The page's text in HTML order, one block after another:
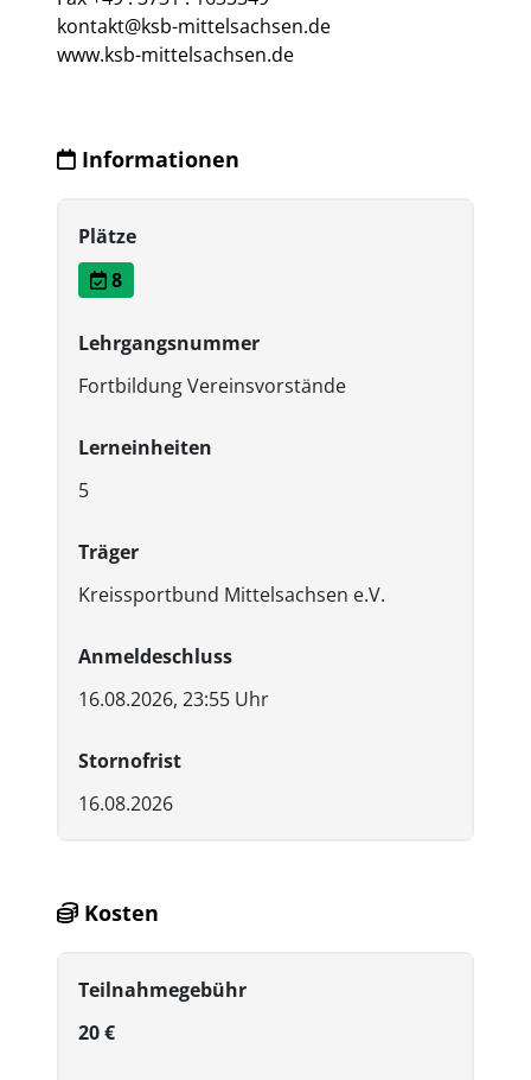
kontakt@ksb-mittelsachsen.de
www.ksb-mittelsachsen.de
Informationen
Plätze
8
Lehrgangsnummer
Fortbildung Vereinsvorstände
Lerneinheiten
5
Träger
Kreissportbund Mittelsachsen e.V.
Anmeldeschluss
16.08.2026, 23:55 Uhr
Stornofrist
16.08.2026
Kosten
Teilnahmegebühr
20 €